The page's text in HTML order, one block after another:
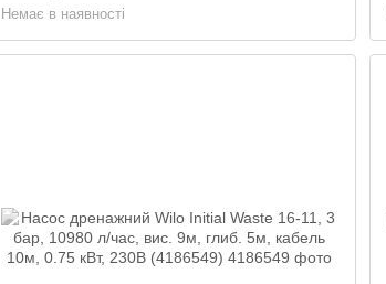
Немає в наявності